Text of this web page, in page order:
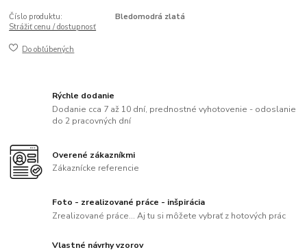
Číslo produktu:
Bledomodrá zlatá
Strážiť cenu / dostupnosť
Do obľúbených
Rýchle dodanie
Dodanie cca 7 až 10 dní, prednostné vyhotovenie - odoslanie
do 2 pracovných dní
Overené zákazníkmi
Zákaznícke referencie
Foto - zrealizované práce - inšpirácia
Zrealizované práce... Aj tu si môžete vybrať z hotových prác
Vlastné návrhy vzorov